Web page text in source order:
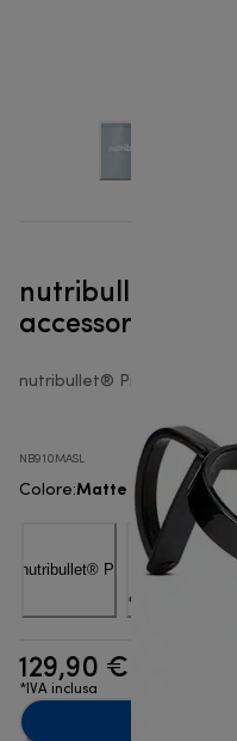
nutribullet® Pro
accessori -
nutribullet® Pro 900
NB910MASL
Colore:Matte Slate
129,90 €
*IVA inclusa